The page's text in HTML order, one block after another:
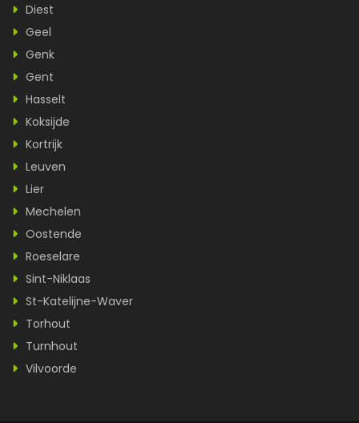
Diest
Geel
Genk
Gent
Hasselt
Koksijde
Kortrijk
Leuven
Lier
Mechelen
Oostende
Roeselare
Sint-Niklaas
St-Katelijne-Waver
Torhout
Turnhout
Vilvoorde